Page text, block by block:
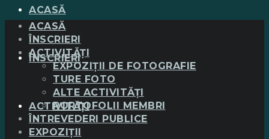
ACASĂ
ÎNSCRIERI
ACTIVITĂȚI
ACASĂ
ÎNSCRIERI
ACTIVITĂȚI
EXPOZIȚII DE FOTOGRAFIE
TURE FOTO
ALTE ACTIVITĂȚI
PORTOFOLII MEMBRI
ÎNTREVEDERI PUBLICE
EXPOZIȚII